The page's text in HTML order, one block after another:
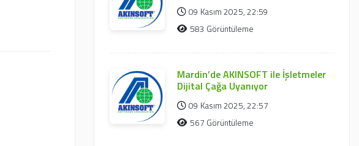
09 Kasım 2025, 22:59
583 Görüntüleme
Mardin’de AKINSOFT ile İşletmeler
Dijital Çağa Uyanıyor
09 Kasım 2025, 22:57
567 Görüntüleme